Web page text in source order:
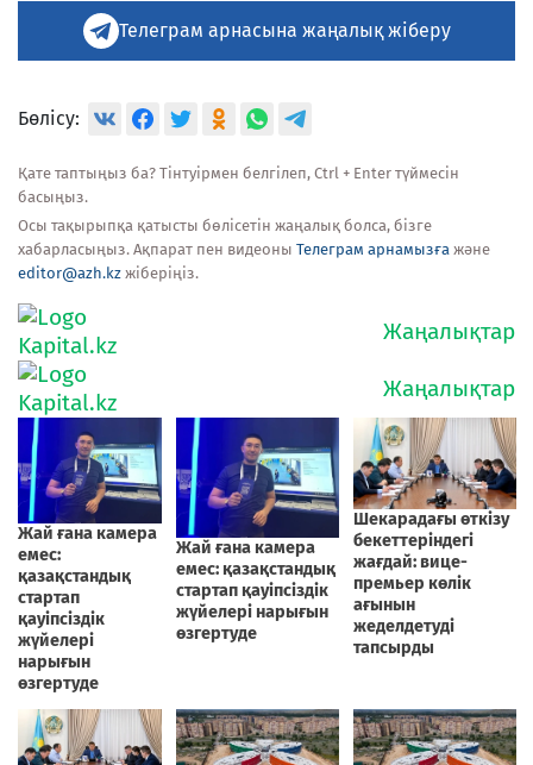
Телеграм арнасына жаңалық жіберу
Бөлісу:
Қате таптыңыз ба? Тінтуірмен белгілеп, Ctrl + Enter түймесін
басыңыз.
Осы тақырыпқа қатысты бөлісетін жаңалық болса, бізге
хабарласыңыз. Ақпарат пен видеоны Телеграм арнамызға және
editor@azh.kz жіберіңіз.